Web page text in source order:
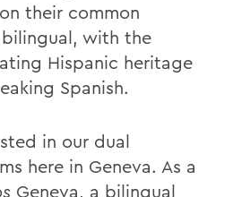
their common
with the
Hispanic heritage
Spanish.
in our dual
here in Geneva. As a
Geneva, a bilingual